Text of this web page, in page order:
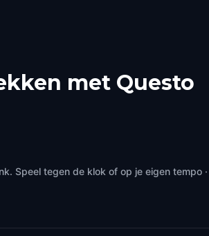
met Questo
Speel tegen de klok of op je eigen tempo